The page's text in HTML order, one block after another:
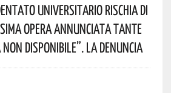
Universitario Rischia Di
Opera Annunciata Tante
Disponibile”. La Denuncia